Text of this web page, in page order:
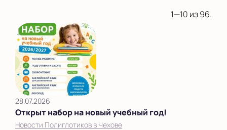
1—10 из 96.
28.07.2026
Открыт набор на новый учебный год!
Новости Полиглотиков в Чехове